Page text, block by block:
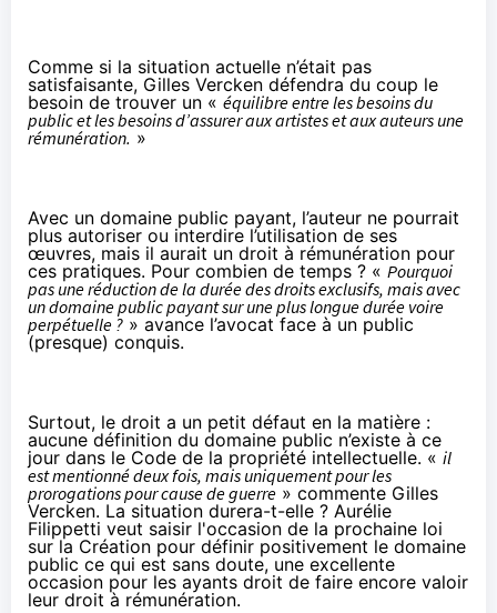
Comme si la situation actuelle n’était pas
satisfaisante, Gilles Vercken défendra du coup le
besoin de trouver un « équilibre entre les besoins du
public et les besoins d’assurer aux artistes et aux auteurs une
rémunération. »
Avec un domaine public payant, l’auteur ne pourrait
plus autoriser ou interdire l’utilisation de ses
œuvres, mais il aurait un droit à rémunération pour
ces pratiques. Pour combien de temps ? « Pourquoi
pas une réduction de la durée des droits exclusifs, mais avec
un domaine public payant sur une plus longue durée voire
perpétuelle ? » avance l’avocat face à un public
(presque) conquis.
Surtout, le droit a un petit défaut en la matière :
aucune définition du domaine public n’existe à ce
jour dans le Code de la propriété intellectuelle. « il
est mentionné deux fois, mais uniquement pour les
prorogations pour cause de guerre » commente Gilles
Vercken. La situation durera-t-elle ? Aurélie
Filippetti veut saisir l'occasion de la prochaine loi
sur la Création pour définir positivement le domaine
public ce qui est sans doute, une excellente
occasion pour les ayants droit de faire encore valoir
leur droit à rémunération.